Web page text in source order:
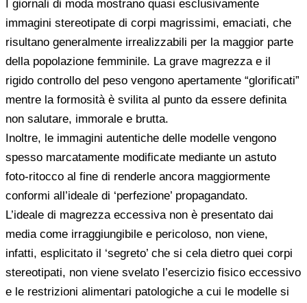
I giornali di moda mostrano quasi esclusivamente
immagini stereotipate di corpi magrissimi, emaciati, che
risultano generalmente irrealizzabili per la maggior parte
della popolazione femminile. La grave magrezza e il
rigido controllo del peso vengono apertamente “glorificati”
mentre la formosità è svilita al punto da essere definita
non salutare, immorale e brutta.
Inoltre, le immagini autentiche delle modelle vengono
spesso marcatamente modificate mediante un astuto
foto-ritocco al fine di renderle ancora maggiormente
conformi all’ideale di ‘perfezione’ propagandato.
L’ideale di magrezza eccessiva non è presentato dai
media come irraggiungibile e pericoloso, non viene,
infatti, esplicitato il ‘segreto’ che si cela dietro quei corpi
stereotipati, non viene svelato l’esercizio fisico eccessivo
e le restrizioni alimentari patologiche a cui le modelle si